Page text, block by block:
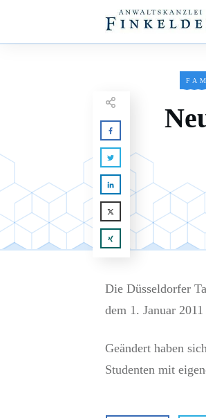
Die Düsseldorfer
dem 1. Januar
Geändert haben
Studenten mit